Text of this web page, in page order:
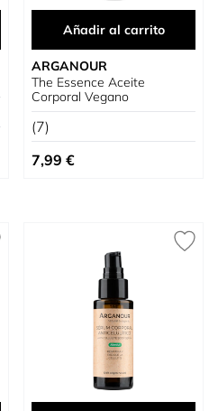
Añadir al carrito
ARGANOUR
The Essence Aceite
Corporal Vegano
(7)
7,99 €